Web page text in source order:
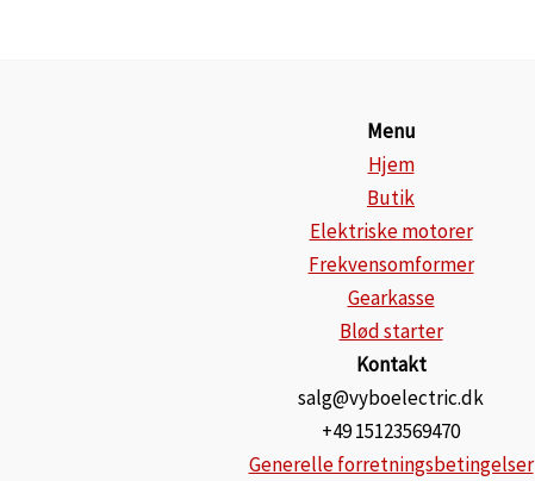
Menu
Hjem
Butik
Elektriske motorer
Frekvensomformer
Gearkasse
Blød starter
Kontakt
salg@vyboelectric.dk
+49 15123569470
Generelle forretningsbetingelser